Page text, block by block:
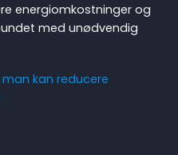
energiomkostninger og
med unødvendig
kan reducere